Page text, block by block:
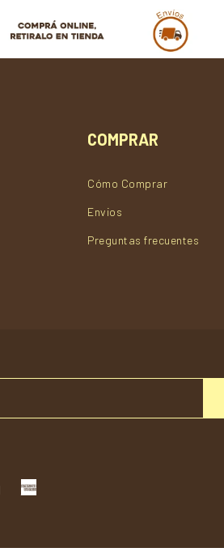
COMPRAR
Cómo Comprar
Envios
Preguntas frecuentes